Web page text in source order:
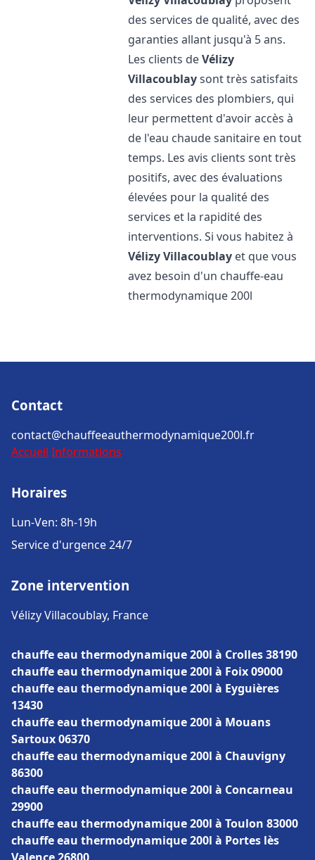
des services de qualité, avec des
garanties allant jusqu'à 5 ans.
Les clients deVélizy
Villacoublaysont très satisfaits
des services des plombiers, qui
leur permettent d'avoir accès à
de l'eau chaude sanitaire en tout
temps. Les avis clients sont très
positifs, avec des évaluations
élevées pour la qualité des
services et la rapidité des
interventions. Si vous habitez à
Vélizy Villacoublay et que vous
avez besoin d'un chauffe-eau
thermodynamique 200l
Contact
contact@chauffeeauthermodynamique200l.fr
Accueil Informations
Horaires
Lun-Ven: 8h-19h
Service d'urgence 24/7
Zone intervention
Vélizy Villacoublay, France
chauffe eau thermodynamique 200l à Crolles 38190
chauffe eau thermodynamique 200l à Foix 09000
chauffe eau thermodynamique 200l à Eyguières
13430
chauffe eau thermodynamique 200l à Mouans
Sartoux 06370
chauffe eau thermodynamique 200l à Chauvigny
86300
chauffe eau thermodynamique 200l à Concarneau
29900
chauffe eau thermodynamique 200l à Toulon 83000
chauffe eau thermodynamique 200l à Portes lès